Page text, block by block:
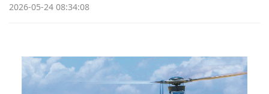
2026-05-24 08:34:08